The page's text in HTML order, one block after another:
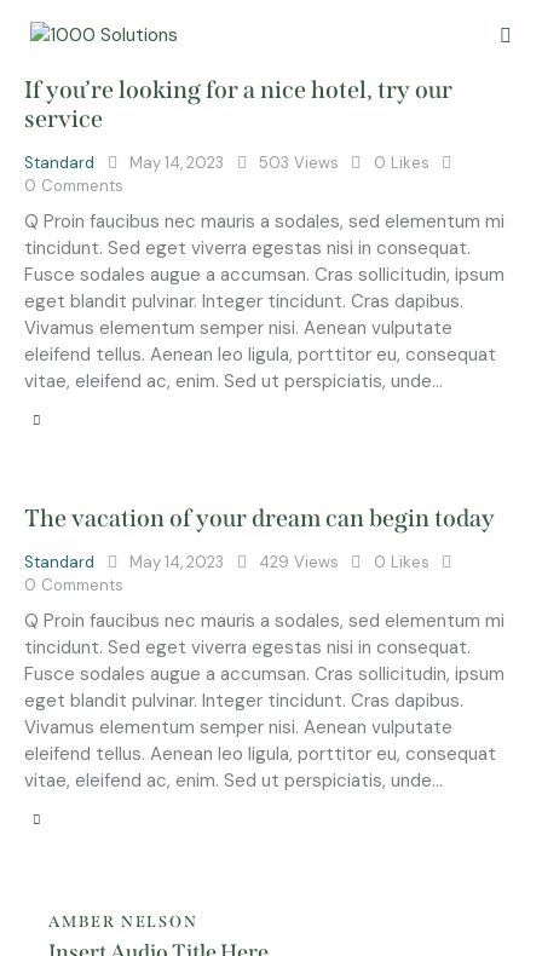
If you’re looking for a nice hotel, try our
service
Standard May 14, 2023 503 Views 0 Likes
0 Comments
Q Proin faucibus nec mauris a sodales, sed elementum mi
tincidunt. Sed eget viverra egestas nisi in consequat.
Fusce sodales augue a accumsan. Cras sollicitudin, ipsum
eget blandit pulvinar. Integer tincidunt. Cras dapibus.
Vivamus elementum semper nisi. Aenean vulputate
eleifend tellus. Aenean leo ligula, porttitor eu, consequat
vitae, eleifend ac, enim. Sed ut perspiciatis, unde…
The vacation of your dream can begin today
Standard May 14, 2023 429 Views 0 Likes
0 Comments
Q Proin faucibus nec mauris a sodales, sed elementum mi
tincidunt. Sed eget viverra egestas nisi in consequat.
Fusce sodales augue a accumsan. Cras sollicitudin, ipsum
eget blandit pulvinar. Integer tincidunt. Cras dapibus.
Vivamus elementum semper nisi. Aenean vulputate
eleifend tellus. Aenean leo ligula, porttitor eu, consequat
vitae, eleifend ac, enim. Sed ut perspiciatis, unde…
AMBER NELSON